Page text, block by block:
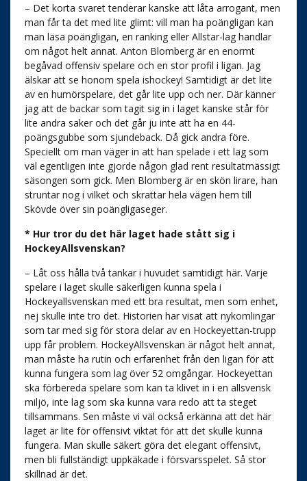
– Det korta svaret tenderar kanske att låta arrogant, men
man får ta det med lite glimt: vill man ha poängligan kan
man läsa poängligan, en ranking eller Allstar-lag handlar
om något helt annat. Anton Blomberg är en enormt
begåvad offensiv spelare och en stor profil i ligan. Jag
älskar att se honom spela ishockey! Samtidigt är det lite
av en humörspelare, det går lite upp och ner. Där känner
jag att de backar som tagit sig in i laget kanske står för
lite andra saker och det går ju inte att ha en 44-
poängsgubbe som sjundeback. Då gick andra före.
Speciellt om man väger in att han spelade i ett lag som
väl egentligen inte gjorde någon glad rent resultatmässigt
säsongen som gick. Men Blomberg är en skön lirare, han
struntar nog i vilket och skrattar hela vägen hem till
Skövde över sin poängligaseger.
* Hur tror du det här laget hade stått sig i
HockeyAllsvenskan?
– Låt oss hålla två tankar i huvudet samtidigt här. Varje
spelare i laget skulle säkerligen kunna spela i
Hockeyallsvenskan med ett bra resultat, men som enhet,
nej skulle inte tro det. Historien har visat att nykomlingar
som tar med sig för stora delar av en Hockeyettan-trupp
upp får problem. HockeyAllsvenskan är något helt annat,
man måste ha rutin och erfarenhet från den ligan för att
kunna fungera som lag över 52 omgångar. Hockeyettan
ska förbereda spelare som kan ta klivet in i en allsvensk
miljö, inte lag som ska kunna vara redo att ta steget
tillsammans. Sen måste vi väl också erkänna att det här
laget är lite för offensivt viktat för att det skulle kunna
fungera. Man skulle säkert göra det elegant offensivt,
men bli fullständigt uppkäkade i försvarsspelet. Så stor
skillnad är det.